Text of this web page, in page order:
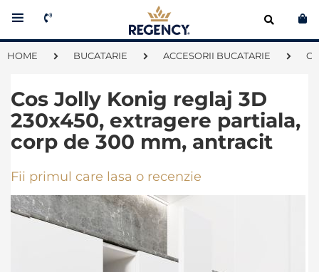
HOME BUCATARIE ACCESORII BUCATARIE
Skip
to
Cos Jolly Konig reglaj 3D
230x450, extragere partiala,
corp de 300 mm, antracit
Fii primul care lasa o recenzie